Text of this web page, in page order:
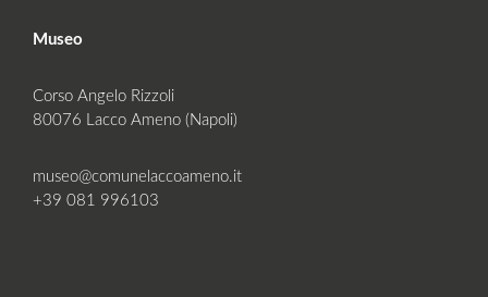
Museo
Corso Angelo Rizzoli
80076 Lacco Ameno (Napoli)
museo@comunelaccoameno.it
+39 081 996103